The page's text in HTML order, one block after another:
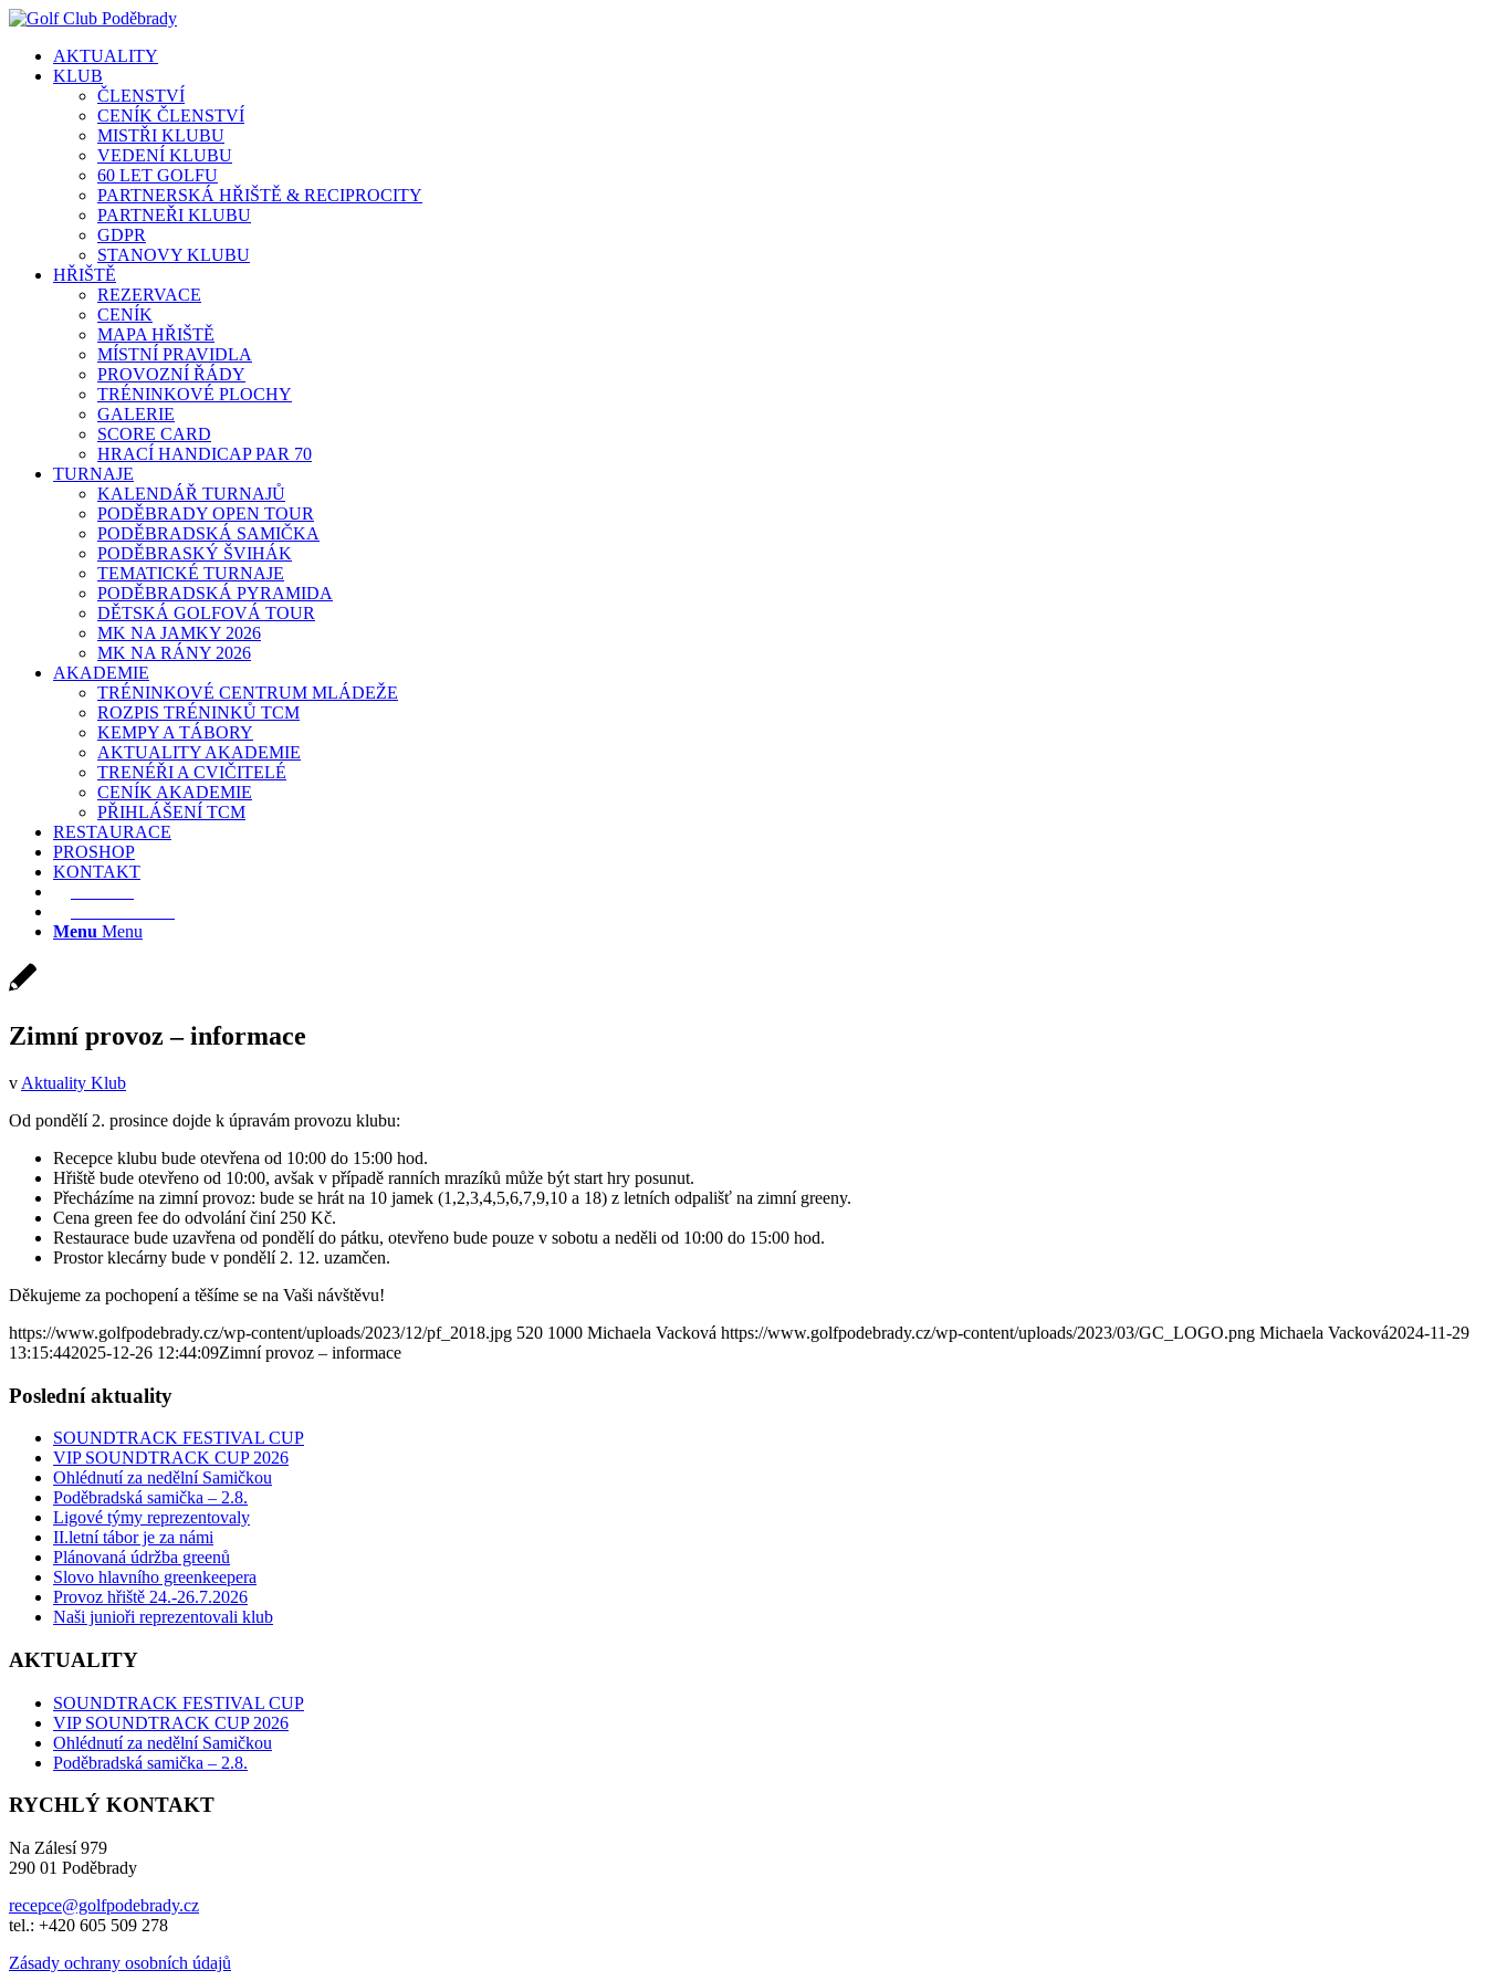
AKTUALITY
KLUB
ČLENSTVÍ
CENÍK ČLENSTVÍ
MISTŘI KLUBU
VEDENÍ KLUBU
60 LET GOLFU
PARTNERSKÁ HŘIŠTĚ & RECIPROCITY
PARTNEŘI KLUBU
GDPR
STANOVY KLUBU
HŘIŠTĚ
REZERVACE
CENÍK
MAPA HŘIŠTĚ
MÍSTNÍ PRAVIDLA
PROVOZNÍ ŘÁDY
TRÉNINKOVÉ PLOCHY
GALERIE
SCORE CARD
HRACÍ HANDICAP PAR 70
TURNAJE
KALENDÁŘ TURNAJŮ
PODĚBRADY OPEN TOUR
PODĚBRADSKÁ SAMIČKA
PODĚBRASKÝ ŠVIHÁK
TEMATICKÉ TURNAJE
PODĚBRADSKÁ PYRAMIDA
DĚTSKÁ GOLFOVÁ TOUR
MK NA JAMKY 2026
MK NA RÁNY 2026
AKADEMIE
TRÉNINKOVÉ CENTRUM MLÁDEŽE
ROZPIS TRÉNINKŮ TCM
KEMPY A TÁBORY
AKTUALITY AKADEMIE
TRENÉŘI A CVIČITELÉ
CENÍK AKADEMIE
PŘIHLÁŠENÍ TCM
RESTAURACE
PROSHOP
KONTAKT
Menu Menu
Zimní provoz – informace
v Aktuality Klub
Od pondělí 2. prosince dojde k úpravám provozu klubu:
Recepce klubu bude otevřena od 10:00 do 15:00 hod.
Hřiště bude otevřeno od 10:00, avšak v případě ranních mrazíků může být start hry posunut.
Přecházíme na zimní provoz: bude se hrát na 10 jamek (1,2,3,4,5,6,7,9,10 a 18) z letních odpališť na zimní greeny.
Cena green fee do odvolání činí 250 Kč.
Restaurace bude uzavřena od pondělí do pátku, otevřeno bude pouze v sobotu a neděli od 10:00 do 15:00 hod.
Prostor klecárny bude v pondělí 2. 12. uzamčen.
Děkujeme za pochopení a těšíme se na Vaši návštěvu!
https://www.golfpodebrady.cz/wp-content/uploads/2023/12/pf_2018.jpg 520 1000 Michaela Vacková https://www.golfpodebrady.cz/wp-content/uploads/2023/03/GC_LOGO.png Michaela Vacková2024-11-29
13:15:442025-12-26 12:44:09Zimní provoz – informace
Poslední aktuality
SOUNDTRACK FESTIVAL CUP
VIP SOUNDTRACK CUP 2026
Ohlédnutí za nedělní Samičkou
Poděbradská samička – 2.8.
Ligové týmy reprezentovaly
II.letní tábor je za námi
Plánovaná údržba greenů
Slovo hlavního greenkeepera
Provoz hřiště 24.-26.7.2026
Naši junioři reprezentovali klub
AKTUALITY
SOUNDTRACK FESTIVAL CUP
VIP SOUNDTRACK CUP 2026
Ohlédnutí za nedělní Samičkou
Poděbradská samička – 2.8.
RYCHLÝ KONTAKT
Na Zálesí 979
290 01 Poděbrady
recepce@golfpodebrady.cz
tel.: +420 605 509 278
Zásady ochrany osobních údajů